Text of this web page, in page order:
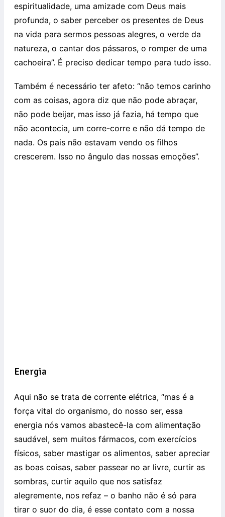
espiritualidade, uma amizade com Deus mais
profunda, o saber perceber os presentes de Deus
na vida para sermos pessoas alegres, o verde da
natureza, o cantar dos pássaros, o romper de uma
cachoeira”. É preciso dedicar tempo para tudo isso.
Também é necessário ter afeto: “não temos carinho
com as coisas, agora diz que não pode abraçar,
não pode beijar, mas isso já fazia, há tempo que
não acontecia, um corre-corre e não dá tempo de
nada. Os pais não estavam vendo os filhos
crescerem. Isso no ângulo das nossas emoções”.
Energia
Aqui não se trata de corrente elétrica, “mas é a
força vital do organismo, do nosso ser, essa
energia nós vamos abastecê-la com alimentação
saudável, sem muitos fármacos, com exercícios
físicos, saber mastigar os alimentos, saber apreciar
as boas coisas, saber passear no ar livre, curtir as
sombras, curtir aquilo que nos satisfaz
alegremente, nos refaz – o banho não é só para
tirar o suor do dia, é esse contato com a nossa